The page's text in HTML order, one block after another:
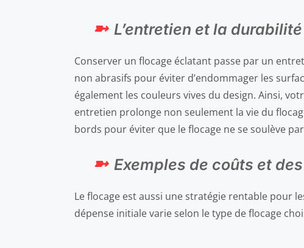
L’entretien et la
Conserver un flocage éclatant passe par un
non abrasifs pour éviter d’endommager les
également les couleurs vives du design. Ainsi,
entretien prolonge non seulement la vie du
bords pour éviter que le flocage ne se soulève
Exemples de coûts et
Le flocage est aussi une stratégie rentable pour
dépense initiale varie selon le type de flocage